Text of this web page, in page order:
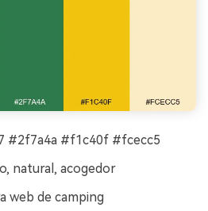
#2f7a4a #f1c40f #fcecc5
natural, acogedor
web de camping